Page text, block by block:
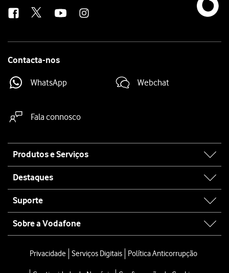
Contacta-nos
WhatsApp Webchat
Fala connosco
map
Produtos e Serviços
Destaques
Suporte
Sobre a Vodafone
Privacidade Serviços Digitais Política Anticorrupção